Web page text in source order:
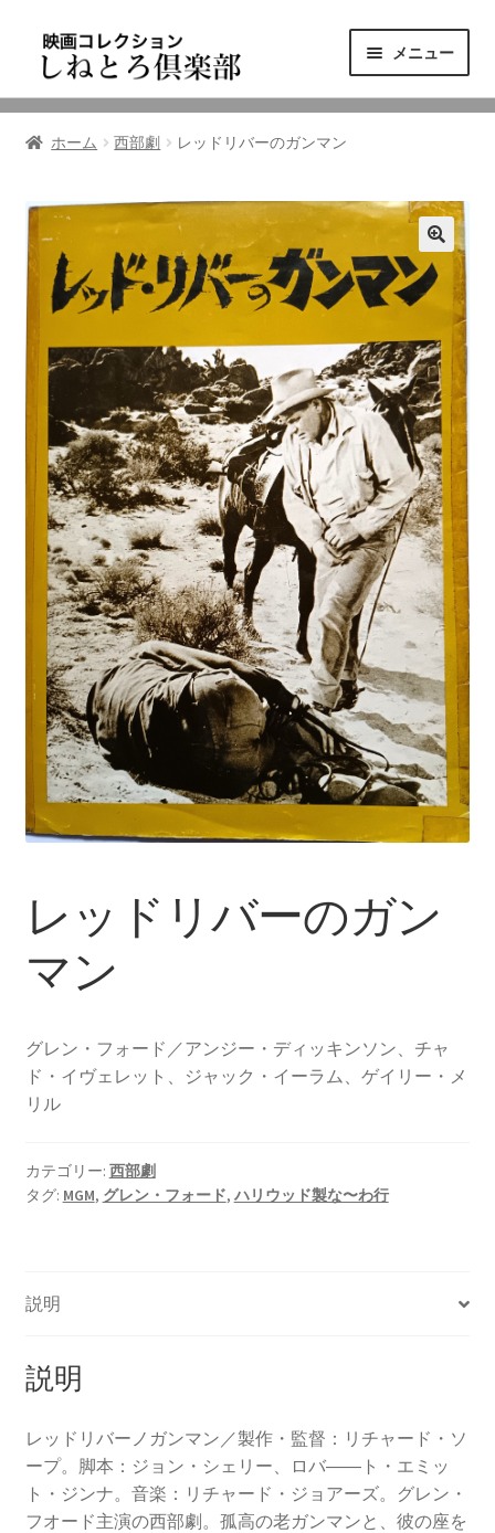
ゲ
シ
ン
へ
ス
キ
ッ
プ
テ
ツ
ス
キ
ッ
プ
メニュー
ニュース
東三河の映画館
しねとろ倶楽部について
リンクの旅
ホーム 西部劇 レッドリバーのガンマン
レッドリバーのガン
マン
グレン・フォード／アンジー・ディッキンソン、チャ
ド・イヴェレット、ジャック・イーラム、ゲイリー・メ
リル
カテゴリー: 西部劇
タグ: MGM, グレン・フォード, ハリウッド製な〜わ行
説明
説明
レッドリバーノガンマン／製作・監督：リチャード・ソ
ープ。脚本：ジョン・シェリー、ロバ――ト・エミッ
ト・ジンナ。音楽：リチャード・ジョアーズ。グレン・
フオード主演の西部劇。孤高の老ガンマンと、彼の座を